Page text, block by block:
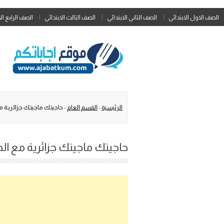
الصف الاول الابتدائي الصف الثاني الابتدائي الصف الثالث الابتدائي الصف الرابع
الرئيسية - القسم العام -حاجيتك ماجيتك جزائرية
حاجيتك ماجيتك جزائرية مع